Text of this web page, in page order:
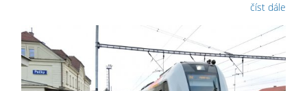
číst dále